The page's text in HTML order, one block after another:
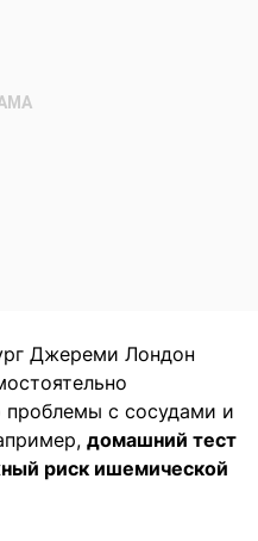
Джереми Лондон
проблемы с сосудами и
домашний тест
риск ишемической